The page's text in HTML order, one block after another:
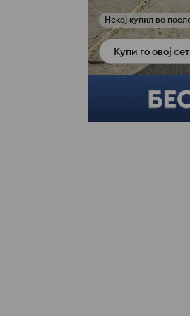
Купи го овој сет